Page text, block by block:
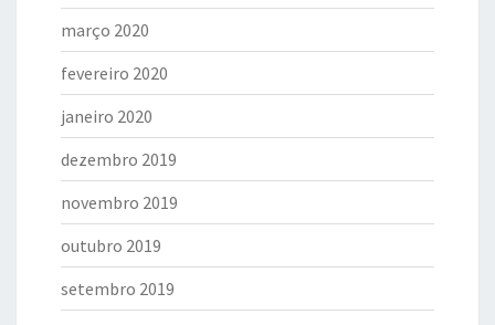
março 2020
fevereiro 2020
janeiro 2020
dezembro 2019
novembro 2019
outubro 2019
setembro 2019